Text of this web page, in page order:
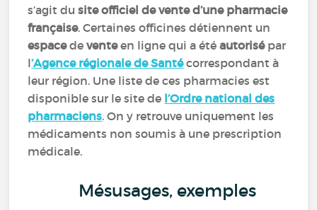
s’agit dusite officiel de vente d’une pharmacie
française. Certaines officines détiennent un
espacedeventeen ligne qui a étéautorisé par
l’Agence régionale de Santécorrespondant à
leur région. Une liste de ces pharmacies est
disponible sur le site de l’Ordre national des
pharmaciens. On y retrouve uniquement les
médicaments non soumis à une prescription
médicale.
Mésusages, exemples